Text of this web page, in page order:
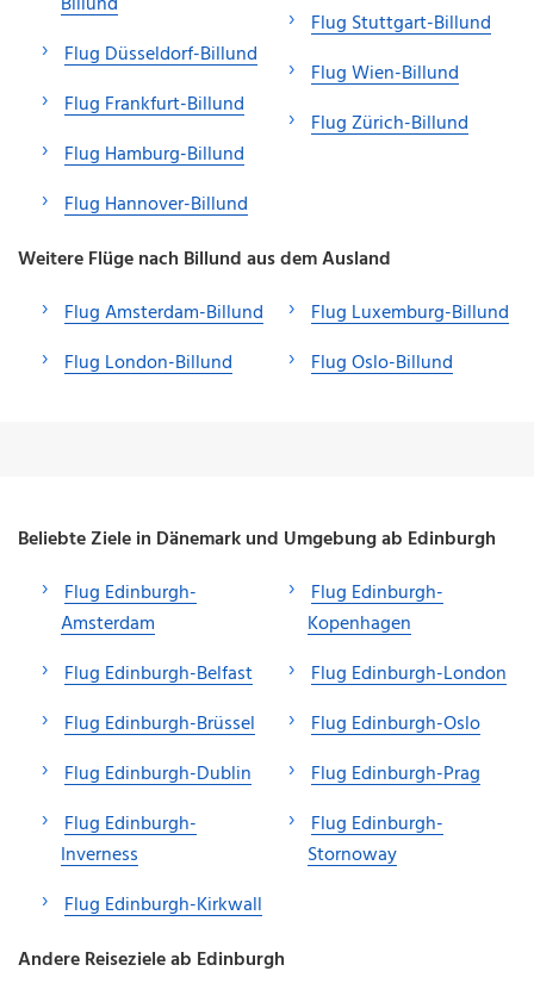
Flug Düsseldorf-Billund
Flug Frankfurt-Billund
Flug Hamburg-Billund
Flug Hannover-Billund
Flug Stuttgart-Billund
Flug Wien-Billund
Flug Zürich-Billund
Weitere Flüge nach Billund aus dem Ausland
Flug Amsterdam-Billund
Flug London-Billund
Flug Luxemburg-Billund
Flug Oslo-Billund
Beliebte Ziele in Dänemark und Umgebung ab Edinburgh
Flug Edinburgh-
Amsterdam
Flug Edinburgh-Belfast
Flug Edinburgh-Brüssel
Flug Edinburgh-Dublin
Flug Edinburgh-
Inverness
Flug Edinburgh-Kirkwall
Flug Edinburgh-
Kopenhagen
Flug Edinburgh-London
Flug Edinburgh-Oslo
Flug Edinburgh-Prag
Flug Edinburgh-
Stornoway
Andere Reiseziele ab Edinburgh